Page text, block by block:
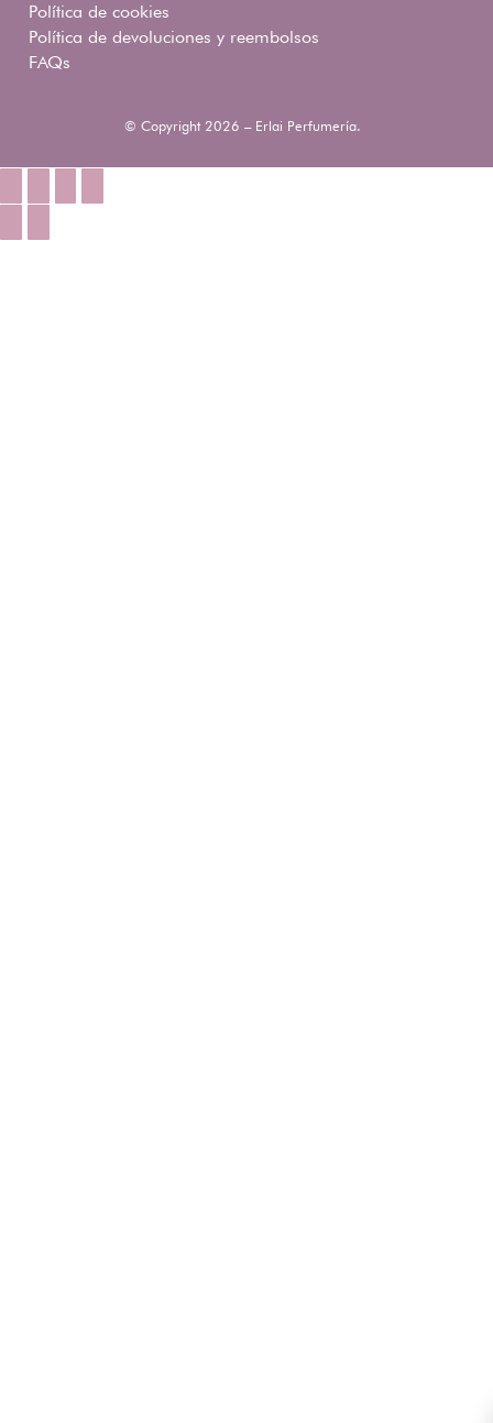
Política de cookies
Política de devoluciones y reembolsos
FAQs
© Copyright 2026 – Erlai Perfumería.